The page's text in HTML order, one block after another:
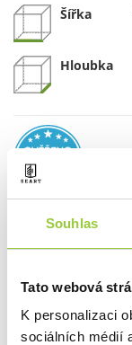
Souhlas
Tato webová
K personalizaci
sociálních médií
Šířka
Hloubka